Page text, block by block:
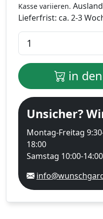
Kasse variieren.
Lieferfrist: ca. 2-3
in
Unsicher?
Montag-Freitag
18:00
Samstag 10:00-14:00